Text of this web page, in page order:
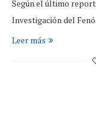
Según el último
Investigación del
Leer más